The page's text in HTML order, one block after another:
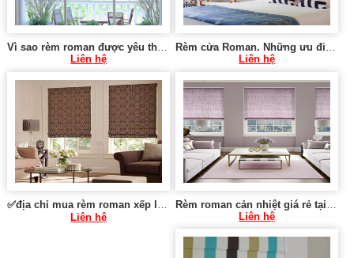
Vì sao rèm roman được yêu thích tại Hoàng Mai Hà Nội 0975765295 SK1421
Liên hệ
Rèm cửa Roman. Những ưu điểm khi sử dụng rèm roman SK286
Liên hệ
Liên hệ
Liên hệ